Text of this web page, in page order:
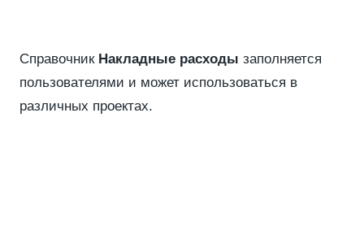
Справочник Накладные расходы заполняется
пользователями и может использоваться в
различных проектах.